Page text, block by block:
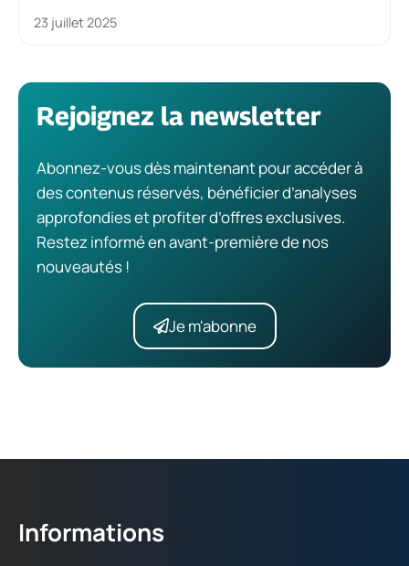
23 juillet 2025
Rejoignez la newsletter
Abonnez-vous dès maintenant pour accéder à
des contenus réservés, bénéficier d’analyses
approfondies et profiter d’offres exclusives.
Restez informé en avant-première de nos
nouveautés !
Je m'abonne
Informations